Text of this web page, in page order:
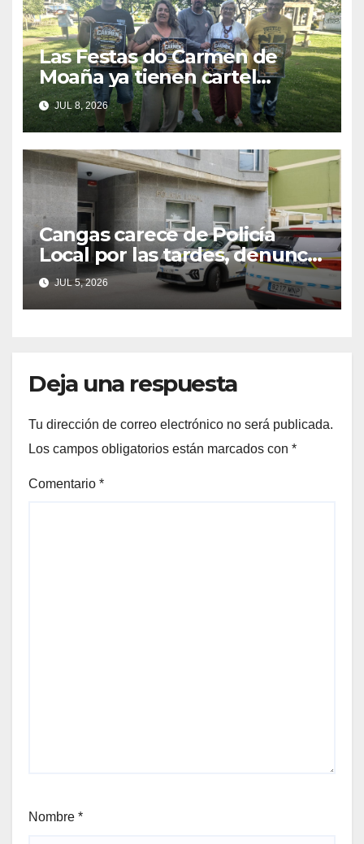
Las Festas do Carmen de
Moaña ya tienen cartel
musical y hacen un
llamamiento a la colaboración
vecinal
JUL 8, 2026
Cangas carece de Policía
Local por las tardes, denuncia
el PP
JUL 5, 2026
Deja una respuesta
Tu dirección de correo electrónico no será publicada.
Los campos obligatorios están marcados con *
Comentario *
Nombre *